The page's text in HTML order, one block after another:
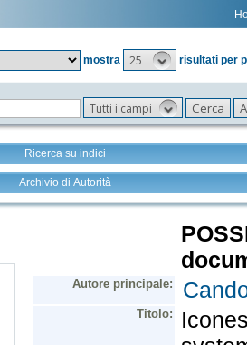
mostra
25 risultati per
Tutti i campi
Ricerca su indici
Archivio di Autorità